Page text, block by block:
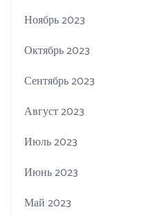
Ноябрь 2023
Октябрь 2023
Сентябрь 2023
Август 2023
Июль 2023
Июнь 2023
Май 2023